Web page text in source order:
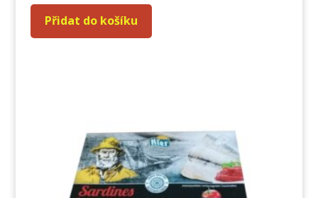
Přidat do košíku